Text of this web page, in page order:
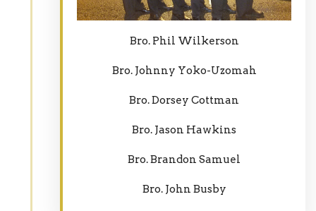
Bro. Phil Wilkerson
Bro. Johnny Yoko-Uzomah
Bro. Dorsey Cottman
Bro. Jason Hawkins
Bro. Brandon Samuel
Bro. John Busby